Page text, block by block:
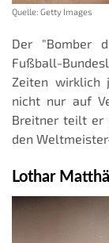
Quelle: Getty Images
Der "Bomber
Fußball-
Zeiten wirklich
nicht nur auf
Breitner teilt er
den
Lothar